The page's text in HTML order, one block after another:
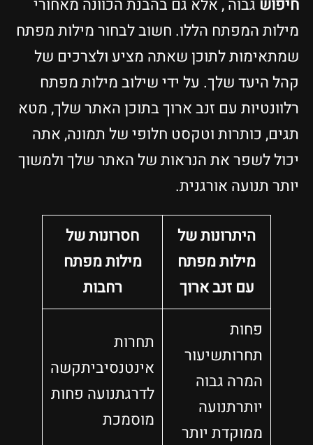
חיפוש גבוה , אלא גם בהבנת הכוונה מאחורי
מילות המפתח הללו. חשוב לבחור מילות מפתח
שמתאימות לתוכן שאתה מציע ולצרכים של
קהל היעד שלך. על ידי שילוב מילות מפתח
רלוונטיות עם זנב ארוך בתוכן האתר שלך, מטא
תגים, כותרות וטקסט חלופי של תמונה, אתה
יכול לשפר את הנראות של האתר שלך ולמשוך
יותר תנועה אורגנית.
היתרונות של
מילות מפתח
עם זנב ארוך
חסרונות של
מילות מפתח
רחבות
פחות
תחרותשיעור
המרה גבוה
יותרתנועה
ממוקדת יותר
תחרות
אינטנסיביתקשה
לדרגתנועה פחות
מוסמכת